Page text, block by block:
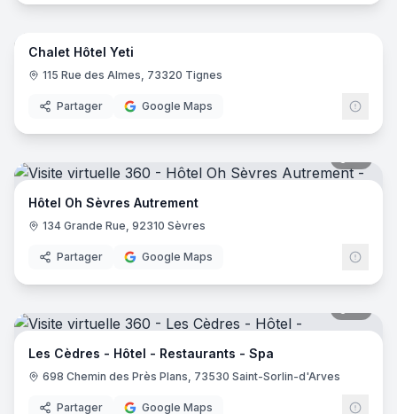
44
Chalet Hôtel Yeti
115 Rue des Almes, 73320 Tignes
Partager Google Maps
Hôtel Oh Sèvres Autrement
134 Grande Rue, 92310 Sèvres
Partager Google Maps
Les Cèdres - Hôtel - Restaurants - Spa
698 Chemin des Près Plans, 73530 Saint-Sorlin-d'Arves
Partager Google Maps